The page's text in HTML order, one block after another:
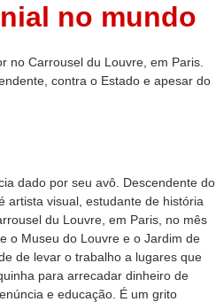
no mundo
no Carrousel du Louvre, em Paris.
contra o Estado e apesar do
dado por seu avô. Descendente do
artista visual, estudante de história
du Louvre, em Paris, no mês
o Museu do Louvre e o Jardim de
de levar o trabalho a lugares que
para arrecadar dinheiro de
e educação. É um grito